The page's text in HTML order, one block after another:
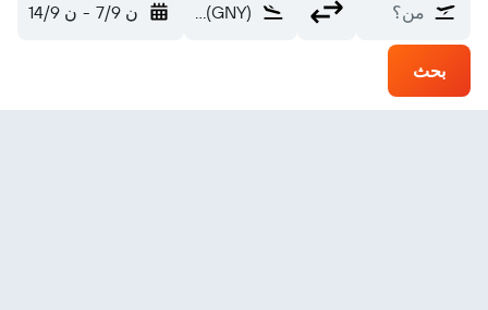
من؟ GAP Intl (GNY) ن 7/9 - ن 14/9
بحث